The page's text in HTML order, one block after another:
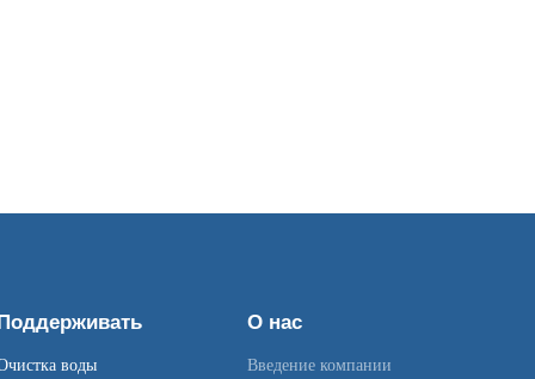
воды
О нас
Введение компании